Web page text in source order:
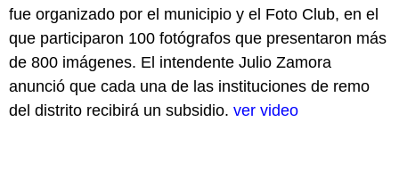
fue organizado por el municipio y el Foto Club, en el
que participaron 100 fotógrafos que presentaron más
de 800 imágenes. El intendente Julio Zamora
anunció que cada una de las instituciones de remo
del distrito recibirá un subsidio. ver video